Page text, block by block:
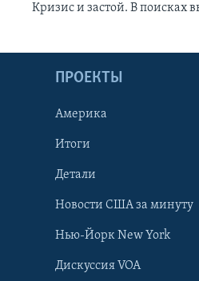
Кризис и застой. В поисках
ПРОЕКТЫ
Америка
Итоги
Детали
Новости США за минуту
Нью-Йорк New York
Дискуссия VOA